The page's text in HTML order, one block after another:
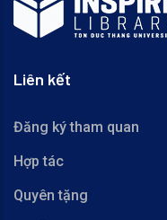
Liên kết
Đăng ký tham quan
Hợp tác
Quyên tặng